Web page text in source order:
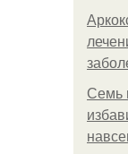
Семь